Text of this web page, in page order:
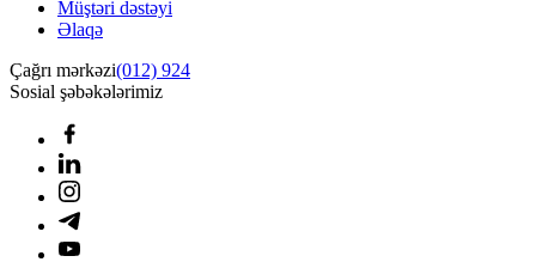
Müştəri dəstəyi
Əlaqə
Çağrı mərkəzi(012) 924
Sosial şəbəkələrimiz